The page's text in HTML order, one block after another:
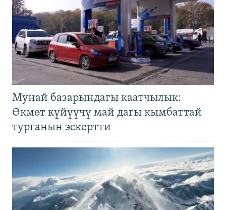
Мунай базарындагы каатчылык:
Өкмөт күйүүчү май дагы кымбаттай
турганын эскертти